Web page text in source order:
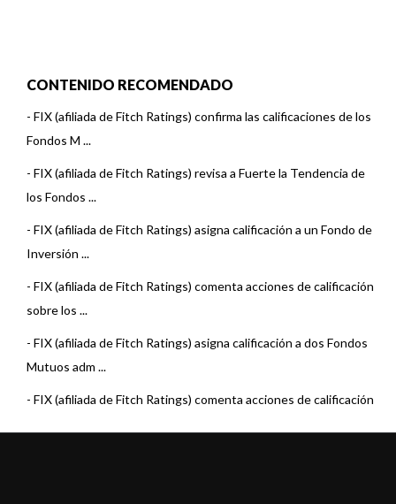
CONTENIDO RECOMENDADO
- FIX (afiliada de Fitch Ratings) confirma las calificaciones de los
Fondos M ...
- FIX (afiliada de Fitch Ratings) revisa a Fuerte la Tendencia de
los Fondos ...
- FIX (afiliada de Fitch Ratings) asigna calificación a un Fondo de
Inversión ...
- FIX (afiliada de Fitch Ratings) comenta acciones de calificación
sobre los ...
- FIX (afiliada de Fitch Ratings) asigna calificación a dos Fondos
Mutuos adm ...
- FIX (afiliada de Fitch Ratings) comenta acciones de calificación